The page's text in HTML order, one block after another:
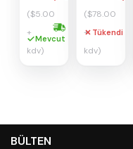
($5.00
+
kdv)
Hızlı kargo
Mevcut
($78.00
+
kdv)
Tükendi
BÜLTEN